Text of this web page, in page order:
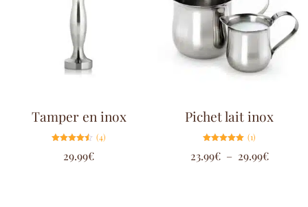
Tamper en inox
4.50
sur 5
(4)
29.99€
Pichet lait inox
5.00
sur 5
(1)
23.99€ – 29.99€